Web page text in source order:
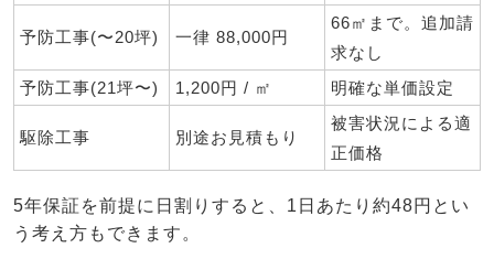
予防工事(〜20坪) 一律 88,000円
66㎡まで。追加請
求なし
予防工事(21坪〜)
1,200円 / ㎡ 明確な単価設定
駆除工事 別途お見積もり
被害状況による適
正価格
5年保証を前提に日割りすると、1日あたり約48円とい
う考え方もできます。